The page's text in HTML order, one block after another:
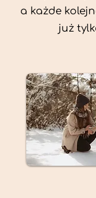
a każde
już